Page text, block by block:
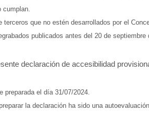
terceros que no estén desarrollados por el
publicados antes del 20 de
declaración de accesibilidad
preparada el día 31/07/2024.
la declaración ha sido una